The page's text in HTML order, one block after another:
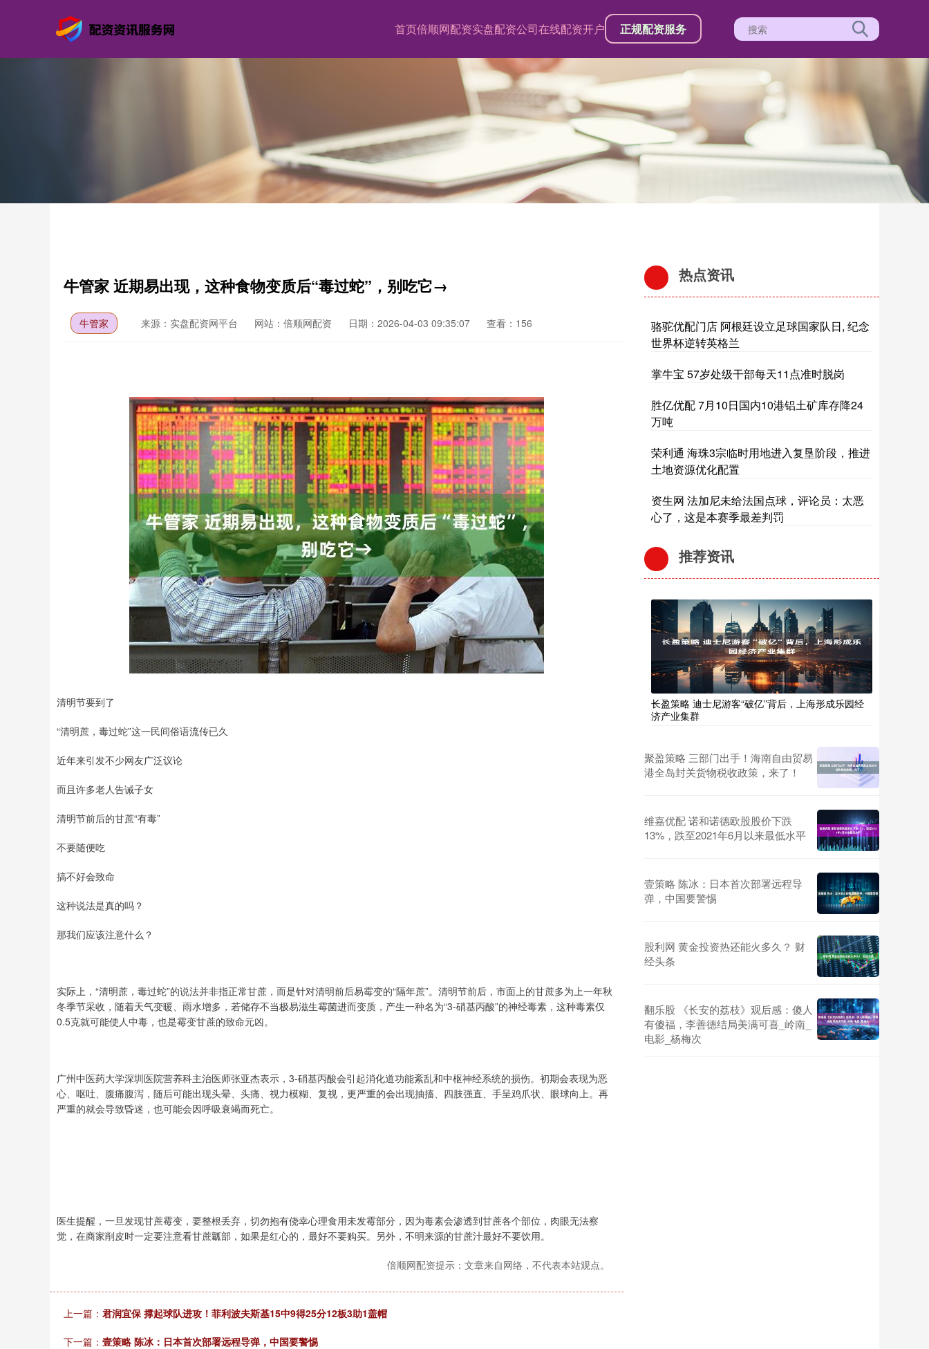
首页倍顺网配资实盘配资公司在线配资开户 正规配资服务
牛管家 近期易出现，这种食物变质后“毒过蛇”，别吃它→
牛管家 来源：实盘配资网平台 网站：倍顺网配资 日期：2026-04-03 09:35:07 查看：156
清明节要到了
“清明蔗，毒过蛇”这一民间俗语流传已久
近年来引发不少网友广泛议论
而且许多老人告诫子女
清明节前后的甘蔗“有毒”
不要随便吃
搞不好会致命
这种说法是真的吗？
那我们应该注意什么？
实际上，“清明蔗，毒过蛇”的说法并非指正常甘蔗，而是针对清明前后易霉变的“隔年蔗”。清明节前后，市面上的甘蔗多为上一年秋
冬季节采收，随着天气变暖、雨水增多，若储存不当极易滋生霉菌进而变质，产生一种名为“3-硝基丙酸”的神经毒素，这种毒素仅
0.5克就可能使人中毒，也是霉变甘蔗的致命元凶。
广州中医药大学深圳医院营养科主治医师张亚杰表示，3-硝基丙酸会引起消化道功能紊乱和中枢神经系统的损伤。初期会表现为恶
心、呕吐、腹痛腹泻，随后可能出现头晕、头痛、视力模糊、复视，更严重的会出现抽搐、四肢强直、手呈鸡爪状、眼球向上。再
严重的就会导致昏迷，也可能会因呼吸衰竭而死亡。
医生提醒，一旦发现甘蔗霉变，要整根丢弃，切勿抱有侥幸心理食用未发霉部分，因为毒素会渗透到甘蔗各个部位，肉眼无法察
觉，在商家削皮时一定要注意看甘蔗瓤部，如果是红心的，最好不要购买。另外，不明来源的甘蔗汁最好不要饮用。
倍顺网配资提示：文章来自网络，不代表本站观点。
上一篇： 君润宜保 撑起球队进攻！菲利波夫斯基15中9得25分12板3助1盖帽
下一篇： 壹策略 陈冰：日本首次部署远程导弹，中国要警惕
热点资讯
骆驼优配门店 阿根廷设立足球国家队日, 纪念
世界杯逆转英格兰
掌牛宝 57岁处级干部每天11点准时脱岗
胜亿优配 7月10日国内10港铝土矿库存降24
万吨
荣利通 海珠3宗临时用地进入复垦阶段，推进
土地资源优化配置
资生网 法加尼未给法国点球，评论员：太恶
心了，这是本赛季最差判罚
推荐资讯
长盈策略 迪士尼游客“破亿”背后，上海形成乐园经
济产业集群
聚盈策略 三部门出手！海南自由贸易
港全岛封关货物税收政策，来了！
维嘉优配 诺和诺德欧股股价下跌
13%，跌至2021年6月以来最低水平
壹策略 陈冰：日本首次部署远程导
弹，中国要警惕
股利网 黄金投资热还能火多久？ 财
经头条
翻乐股 《长安的荔枝》观后感：傻人
有傻福，李善德结局美满可喜_岭南_
电影_杨梅次